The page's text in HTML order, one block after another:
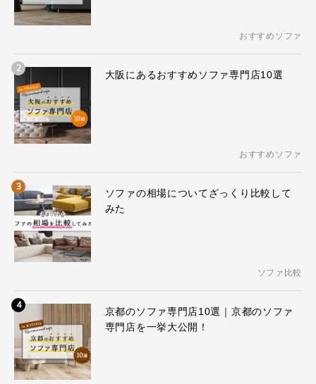
おすすめソファ
2
大阪にあるおすすめソファ専門店10選
おすすめソファ
3
ソファの相場についてざっくり比較して
みた
ソファ比較
4
京都のソファ専門店10選｜京都のソファ
専門店を一挙大公開！